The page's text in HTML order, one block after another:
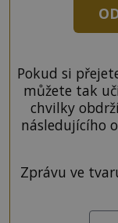
Pokud si
můžete tak
chvilky
následujícího
Zprávu ve